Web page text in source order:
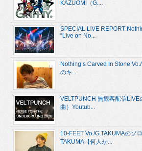
KAZUOMI（G....
SPECIAL LIVE REPORT
“Live on No...
Nothing’s Carved In Stone
のキ...
VELTPUNCH 無観客配信LIVE
曲）Youtub...
10-FEET Vo./G.TAKUMAのソ
TAKUMA【何人か...